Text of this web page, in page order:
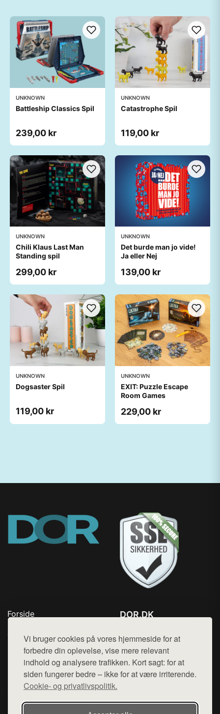
Vi bruger cookies på vores hjemmeside for at
forbedre din oplevelse, vise mere relevant
indhold og analysere trafikken. Kort sagt: for at
siden fungerer bedre – ikke for at være irriterende.
Cookie- og privatlivspolitik.
UNKNOWN
Battleship Classics Spil
239,00 kr
UNKNOWN
Catastrophe Spil
119,00 kr
UNKNOWN
Chili Klaus Last Man
Standing spil
299,00 kr
UNKNOWN
Det burde man jo vide!
Ja eller Nej
139,00 kr
UNKNOWN
Dogsaster Spil
119,00 kr
UNKNOWN
EXIT: Puzzle Escape
Room Games
229,00 kr
Forside
Top Rabatter
Kontakt
DOR.DK
Mail: hej@want.dk
Cookie- og privatlivspolitik